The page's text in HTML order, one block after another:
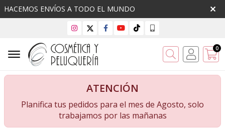
HACEMOS ENVÍOS A TODO EL MUNDO
Buscar 0
ATENCIÓN
Planifica tus pedidos para el mes de Agosto, solo
trabajamos por las mañanas